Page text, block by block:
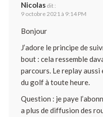
Nicolas dit :
9 octobre 2021 à 9:14 PM
Bonjour
J’adore le principe de
bout : cela ressemble
parcours. Le replay
du golf à toute heure.
Question : je paye
a plus de diffusion des